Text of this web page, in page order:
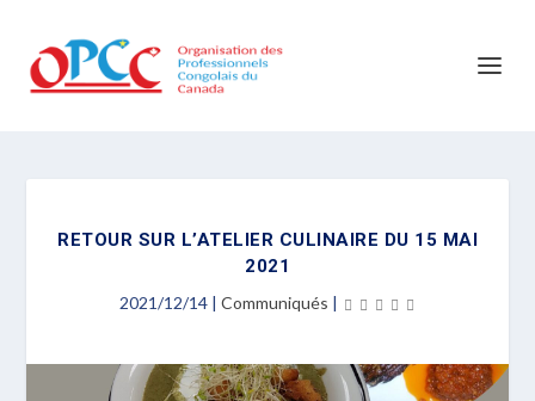
RETOUR SUR L’ATELIER CULINAIRE DU 15 MAI
2021
2021/12/14 | Communiqués |